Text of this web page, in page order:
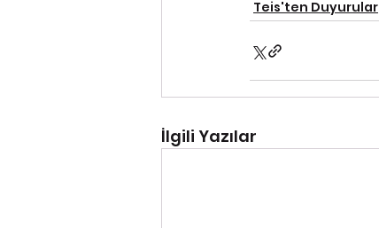
Teis'ten Duyurular
İlgili Yazılar